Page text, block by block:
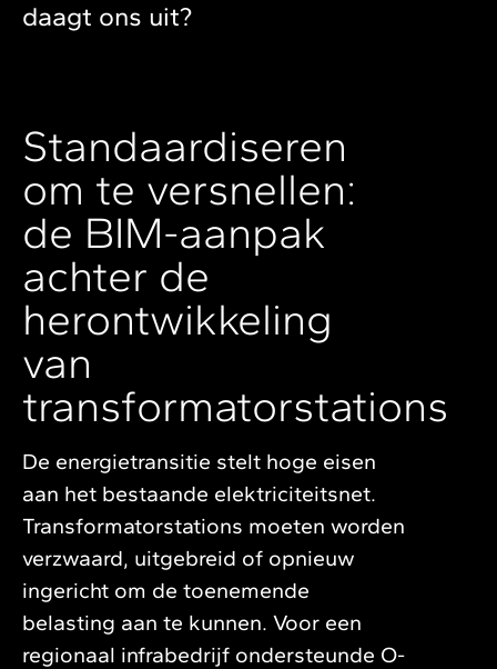
daagt ons uit?
Standaardiseren
om te versnellen:
de BIM-aanpak
achter de
herontwikkeling
van
transformatorstations
De energietransitie stelt hoge eisen
aan het bestaande elektriciteitsnet.
Transformatorstations moeten worden
verzwaard, uitgebreid of opnieuw
ingericht om de toenemende
belasting aan te kunnen. Voor een
regionaal infrabedrijf ondersteunde O-